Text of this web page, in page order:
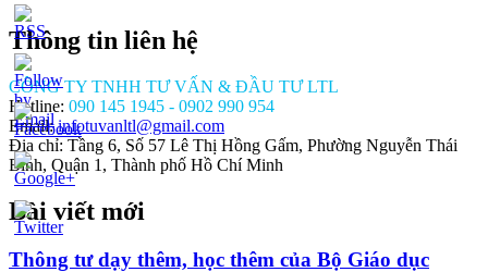
xin-
Thông tin liên hệ
CÔNG TY TNHH TƯ VẤN & ĐẦU TƯ LTL
Hotline: 090 145 1945 - 0902 990 954
Email:infotuvanltl@gmail.com
Địa chỉ: Tầng 6, Số 57 Lê Thị Hồng Gấm, Phường Nguyễn Thái
Bình, Quận 1, Thành phố Hồ Chí Minh
Bài viết mới
Thông tư dạy thêm, học thêm của Bộ Giáo dục